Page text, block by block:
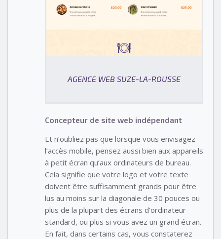
AGENCE WEB SUZE-LA-ROUSSE
Concepteur de site web indépendant
Et n’oubliez pas que lorsque vous envisagez
l’accès mobile, pensez aussi bien aux appareils
à petit écran qu’aux ordinateurs de bureau.
Cela signifie que votre logo et votre texte
doivent être suffisamment grands pour être
lus au moins sur la diagonale de 30 pouces ou
plus de la plupart des écrans d’ordinateur
standard, ou plus si vous avez un grand écran.
En fait, dans certains cas, vous constaterez